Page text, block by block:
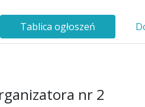
Tablica ogłoszeń
nr 2